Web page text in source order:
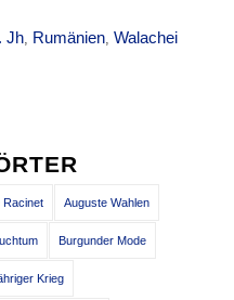
Jh, Rumänien,Walachei
Racinet Auguste Wahlen
Burgunder Mode
Krieg